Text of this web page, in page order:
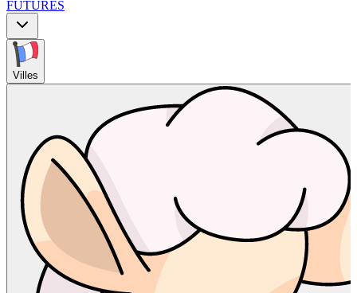
FUTURES
Villes